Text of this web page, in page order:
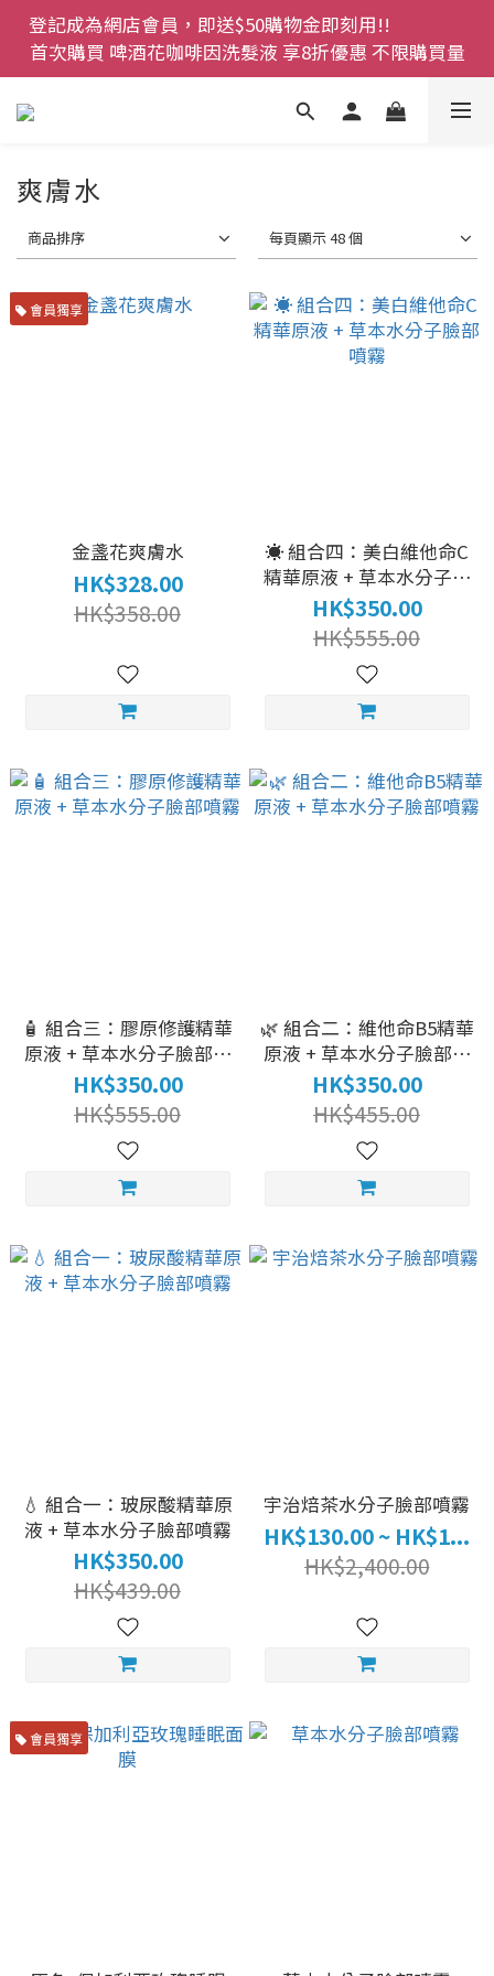
登記成為網店會員，即送$50購物金即刻用!!
首次購買 啤酒花咖啡因洗髮液 享8折優惠 不限購買量
登記成為網店會員，即送$50購物金即刻用!!
首次購買 啤酒花咖啡因洗髮液 享8折優惠 不限購買量
網店會員一年內累積消費 $4500 即刻變身 VIP 全年正
價貨 85 折，幫朋友買大家一齊抵 !!
今期優惠!! 濕疹救星 濕疹專用噴霧 買一枝送一件 50克
登記成為網店會員，即送$50購物金即刻用!!
爽膚水
商品排序 每頁顯示 48 個
會員獨享
金盞花爽膚水
HK$328.00
HK$358.00
☀️ 組合四：美白維他命C
精華原液 + 草本水分子臉
部噴霧
HK$350.00
HK$555.00
🧴 組合三：膠原修護精華
原液 + 草本水分子臉部噴
霧
HK$350.00
HK$555.00
🌿 組合二：維他命B5精華
原液 + 草本水分子臉部噴
霧
HK$350.00
HK$455.00
💧 組合一：玻尿酸精華原
液 + 草本水分子臉部噴霧
HK$350.00
HK$439.00
宇治焙茶水分子臉部噴霧
HK$130.00 ~ HK$1...
HK$2,400.00
會員獨享